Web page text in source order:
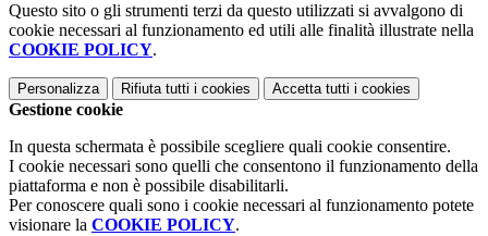
Questo sito o gli strumenti terzi da questo utilizzati si avvalgono di
cookie necessari al funzionamento ed utili alle finalità illustrate nella
COOKIE POLICY.
Personalizza Rifiuta tutti i cookies Accetta tutti i cookies
Gestione cookie
In questa schermata è possibile scegliere quali cookie consentire.
I cookie necessari sono quelli che consentono il funzionamento della
piattaforma e non è possibile disabilitarli.
Per conoscere quali sono i cookie necessari al funzionamento potete
visionare la COOKIE POLICY.